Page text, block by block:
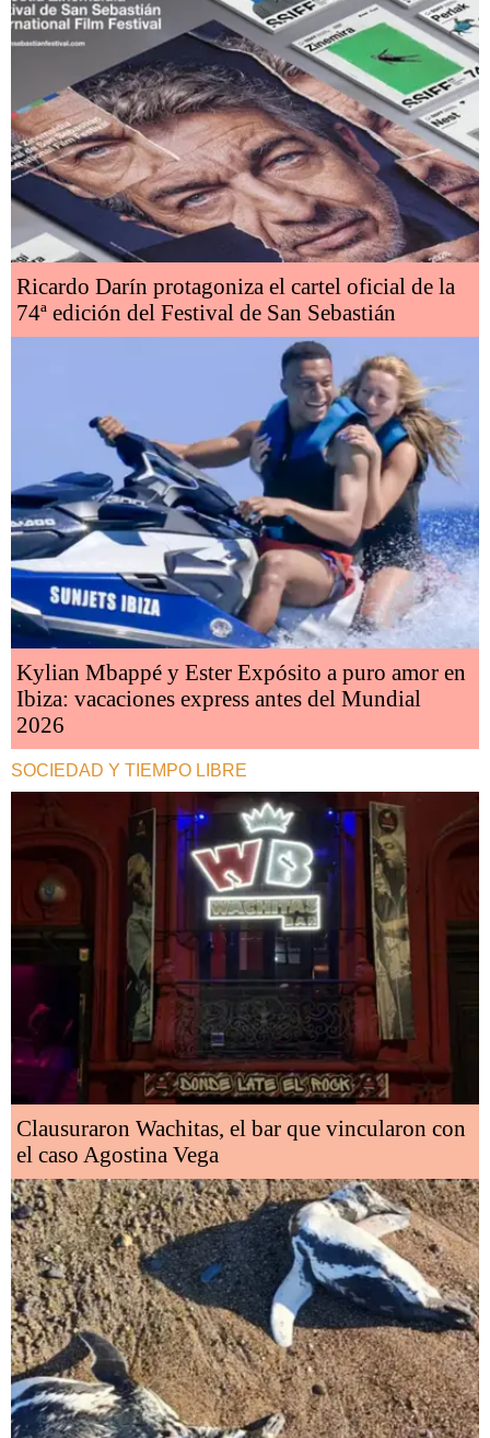
Ricardo Darín protagoniza el cartel oficial de la
74ª edición del Festival de San Sebastián
Kylian Mbappé y Ester Expósito a puro amor en
Ibiza: vacaciones express antes del Mundial
2026
SOCIEDAD Y TIEMPO LIBRE
Clausuraron Wachitas, el bar que vincularon con
el caso Agostina Vega